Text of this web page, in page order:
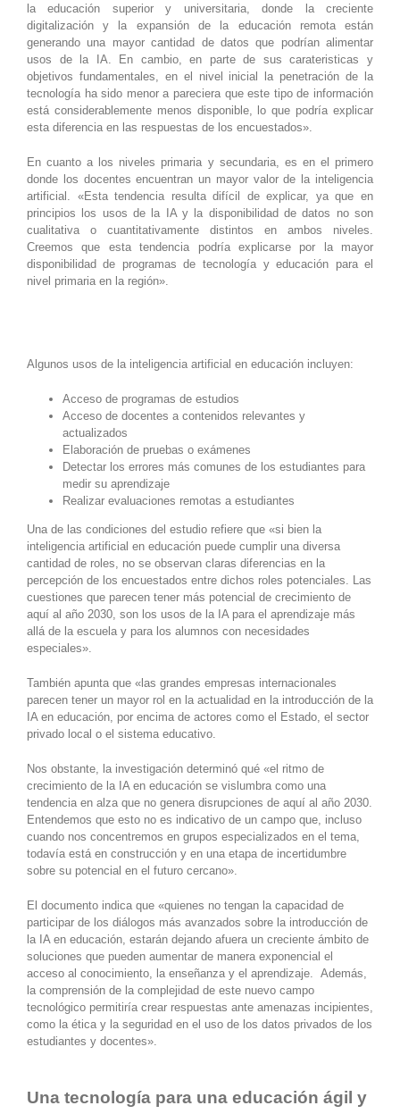
la educación superior y universitaria, donde la creciente
digitalización y la expansión de la educación remota están
generando una mayor cantidad de datos que podrían alimentar
usos de la IA. En cambio, en parte de sus carateristicas y
objetivos fundamentales, en el nivel inicial la penetración de la
tecnología ha sido menor a pareciera que este tipo de información
está considerablemente menos disponible, lo que podría explicar
esta diferencia en las respuestas de los encuestados».
En cuanto a los niveles primaria y secundaria, es en el primero
donde los docentes encuentran un mayor valor de la inteligencia
artificial. «Esta tendencia resulta difícil de explicar, ya que en
principios los usos de la IA y la disponibilidad de datos no son
cualitativa o cuantitativamente distintos en ambos niveles.
Creemos que esta tendencia podría explicarse por la mayor
disponibilidad de programas de tecnología y educación para el
nivel primaria en la región».
Algunos usos de la inteligencia artificial en educación incluyen:
Acceso de programas de estudios
Acceso de docentes a contenidos relevantes y
actualizados
Elaboración de pruebas o exámenes
Detectar los errores más comunes de los estudiantes para
medir su aprendizaje
Realizar evaluaciones remotas a estudiantes
Una de las condiciones del estudio refiere que «si bien la
inteligencia artificial en educación puede cumplir una diversa
cantidad de roles, no se observan claras diferencias en la
percepción de los encuestados entre dichos roles potenciales. Las
cuestiones que parecen tener más potencial de crecimiento de
aquí al año 2030, son los usos de la IA para el aprendizaje más
allá de la escuela y para los alumnos con necesidades
especiales».
También apunta que «las grandes empresas internacionales
parecen tener un mayor rol en la actualidad en la introducción de la
IA en educación, por encima de actores como el Estado, el sector
privado local o el sistema educativo.
Nos obstante, la investigación determinó qué «el ritmo de
crecimiento de la IA en educación se vislumbra como una
tendencia en alza que no genera disrupciones de aquí al año 2030.
Entendemos que esto no es indicativo de un campo que, incluso
cuando nos concentremos en grupos especializados en el tema,
todavía está en construcción y en una etapa de incertidumbre
sobre su potencial en el futuro cercano».
El documento indica que «quienes no tengan la capacidad de
participar de los diálogos más avanzados sobre la introducción de
la IA en educación, estarán dejando afuera un creciente ámbito de
soluciones que pueden aumentar de manera exponencial el
acceso al conocimiento, la enseñanza y el aprendizaje. Además,
la comprensión de la complejidad de este nuevo campo
tecnológico permitiría crear respuestas ante amenazas incipientes,
como la ética y la seguridad en el uso de los datos privados de los
estudiantes y docentes».
Una tecnología para una educación ágil y